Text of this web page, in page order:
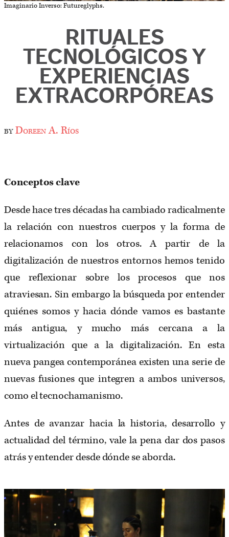
Imaginario Inverso: Futureglyphs.
RITUALES
TECNOLÓGICOS Y
EXPERIENCIAS
EXTRACORPÓREAS
byDoreen A. Ríos
Conceptos clave
Desde hace tres décadas ha cambiado radicalmente
la relación con nuestros cuerpos y la forma de
relacionamos con los otros. A partir de la
digitalización de nuestros entornos hemos tenido
que reflexionar sobre los procesos que nos
atraviesan. Sin embargo la búsqueda por entender
quiénes somos y hacia dónde vamos es bastante
más antigua, y mucho más cercana a la
virtualización que a la digitalización. En esta
nueva pangea contemporánea existen una serie de
nuevas fusiones que integren a ambos universos,
como el tecnochamanismo.
Antes de avanzar hacia la historia, desarrollo y
actualidad del término, vale la pena dar dos pasos
atrás y entender desde dónde se aborda.